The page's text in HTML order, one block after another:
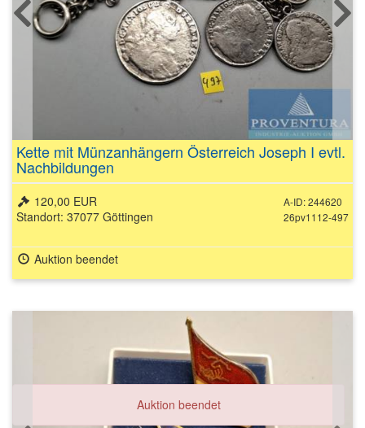
Kette mit Münzanhängern Österreich Joseph I evtl.
Nachbildungen
A-ID: 244620
26pv1112-497
120,00 EUR
Standort: 37077 Göttingen
Auktion beendet
Auktion beendet